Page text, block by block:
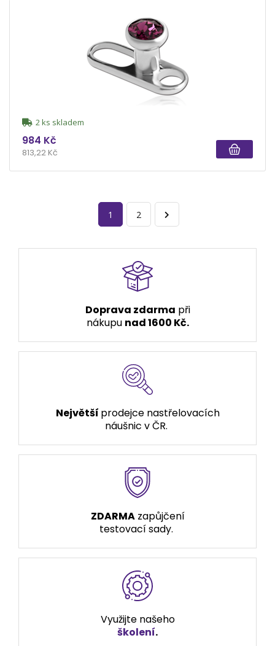
2 ks skladem
984 Kč
813,22 Kč
1 2
Doprava zdarma při
nákupu nad 1600 Kč.
Největší prodejce nastřelovacích
náušnic v ČR.
ZDARMAzapůjčení
testovací sady.
Využijte našeho
školení.